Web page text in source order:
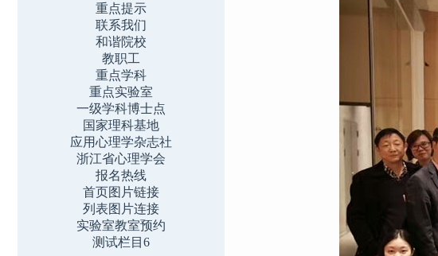
重点提示
联系我们
和谐院校
教职工
重点学科
重点实验室
一级学科博士点
国家理科基地
应用心理学杂志社
浙江省心理学会
报名热线
首页图片链接
列表图片连接
实验室教室预约
测试栏目6